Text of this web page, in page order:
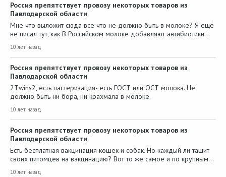
Россия препятствует провозу некоторых товаров из
Павлодарской области
Мне что выложит сюда все что не должно быть в молоке? Я ещё
не писал тут, как В Российском молоке добавляют антибиотики…
10 лет назад
Россия препятствует провозу некоторых товаров из
Павлодарской области
2Тwins2, есть пастеризация- есть ГОСТ или ОСТ молока. Не
должно быть ни бора, ни крахмала в молоке.
10 лет назад
Россия препятствует провозу некоторых товаров из
Павлодарской области
Есть бесплатная вакцинация кошек и собак. Но каждый ли тащит
своих питомцев на вакцинацию? Вот то же самое и по крупным…
10 лет назад